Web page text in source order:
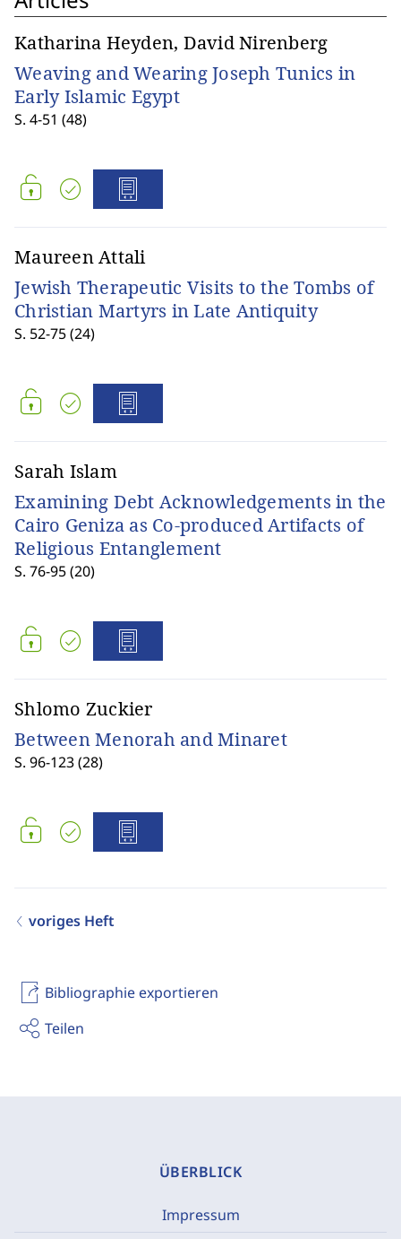
Bibliographie exportieren
Teilen
Katharina Heyden, David Nirenberg
Weaving and Wearing Joseph Tunics in
Early Islamic Egypt
S. 4-51 (48)
Maureen Attali
Jewish Therapeutic Visits to the Tombs of
Christian Martyrs in Late Antiquity
S. 52-75 (24)
Sarah Islam
Examining Debt Acknowledgements in the
Cairo Geniza as Co-produced Artifacts of
Religious Entanglement
S. 76-95 (20)
Shlomo Zuckier
Between Menorah and Minaret
S. 96-123 (28)
voriges Heft
ÜBERBLICK
Impressum